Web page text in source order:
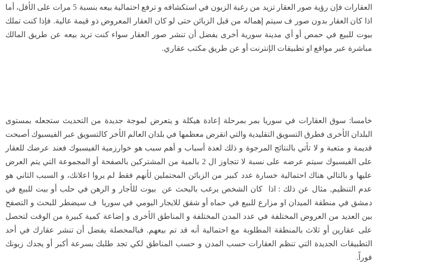
العقارات فإن رؤية صور العقار تزيد من رغبة الزبون في استكشافه و ترفع احتمالية بيعه بنسبة 5 مرات على الأقل، أما
اذا كان العقار بدون صور ف سيتم إهماله من قبل الزبائن حتى لو كان العقار المعروض ذو قيمة عالية. فإذا كنت تملك
بيوت للبيع في حمص أو أي مدينة سورية أخرى يفضل أن تنشر صور العقار سواء كنت تريد بيعه عن طريق المالك
مباشرة عبر مواقع او تطبيقات الإنترنت أو عن طريق مكتب عقاري.
خامسا: سوق العقارات في سوريا بمر بمرحلة إعادة هيكلة و يتعرض لموجة جديدة من التحديث ستجعله بمستوى
البلدان الأخرى فطرق التسويق التقليدية والتي انقرض معظمها في بلدان العالم الأخر كالتسويق عبر الفيسبوك أصبحت
قديمة و متعبة و لا تأتي بالنتائج المرجوة و ذلك لعدة أسباب و أهم سبب هو خوارزمية الفيسبوك فعند عرضك للعقار
على الفيسبوك سيتم عرضه على نسبة لا تتجاوز ال 2 بالمية من المشتركين بالصفحة أو المجموعة التي يتم العرض
عليها و بالتالي هناك احتمالية خسارة عدد كبير من الزبائن المحتملين لأنهم فقط لم يروا اعلانك، و السبب الثاني هو
عدم التنظيم, مثال عن ذلك : اذا كان الشخص يرغب بالبحث عن بيوت للأجار و الرهن في حلب أو بيت للبيع في
دمشق في منطقة الميدان او مزارع للبيع في حماه أو شقق للايجار اليومي في سوريا ف سيضطر للبحث و التصفح
بين العديد من العروض المختلفة في عدد المدن المختلفة و المناطق الأخرى و إضاعة كمية كبيرة من الوقت لتحصل
على عقارين أو ثلاث بالمنطقة المطلوبة مع احتمالية أنه قد تم بيعهم. فبالمحصلة يفضل أن تنشر عقارك في أحد
التطبيقات الجديدة التي تنظم العقارات حسب المدن و حسب المناطق لكي تجد طلبك بسرعة أكبر أو يجدك زبونك
فوراً.